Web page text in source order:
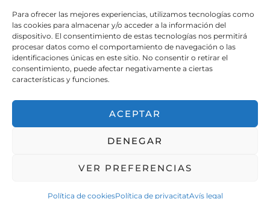
Para ofrecer las mejores experiencias, utilizamos tecnologías como
las cookies para almacenar y/o acceder a la información del
dispositivo. El consentimiento de estas tecnologías nos permitirá
procesar datos como el comportamiento de navegación o las
identificaciones únicas en este sitio. No consentir o retirar el
consentimiento, puede afectar negativamente a ciertas
características y funciones.
ACEPTAR
DENEGAR
VER PREFERENCIAS
Política de cookiesPolítica de privacitatAvís legal
Carretera del Palau nº 6
Sant Andreu de la Barca.
+34 93 653 20 15
elpalauvell@elpalauvell.com
Treballa amb nosaltres
Disseny WebiMàrketing DigitalperaTotArreu.com